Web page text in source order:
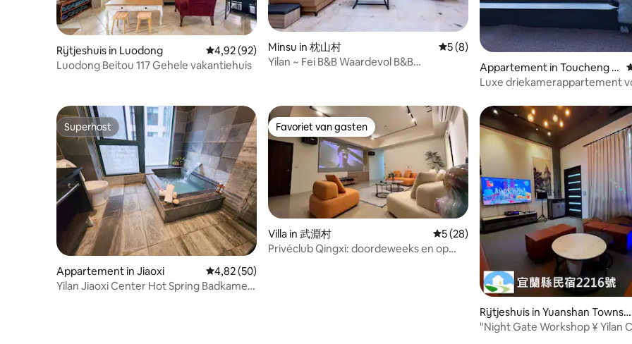
Rijtjeshuis in Luodong Gemiddelde beoordeling van 4,92 uit 5, 92 recensies
4,92 (92)
Luodong Beitou 117 Gehele vakantiehuis
Minsu in 枕山村 Gemiddelde beoordeling van 5 uit 5, 8
5 (8)
Yilan ~ Fei B&B Waardevol B&B
Appartement in Toucheng T
ownship
Luxe driekamerappartement
elektrische auto’s), ideaal voor
gezellig samenzijn met
het koken van een hotpot
Superhost
Superhost
Appartement in Jiaoxi Gemiddelde beoordeling van 4,82 uit 5, 50 recensies
4,82 (50)
Yilan Jiaoxi Center Hot Spring Badkamer
Favoriet van gasten
Favoriet van gasten
Villa in 武淵村 Gemiddelde beoordeling van 5 uit 5, 28
5 (28)
Privéclub Qingxi: doordeweeks en op
Rijtjeshuis in Yuanshan Townsh
ip
"Night Gate Workshop ¥ Yilan